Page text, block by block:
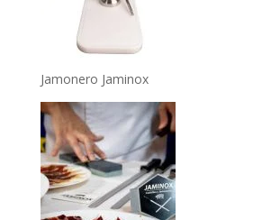
Jamonero Jaminox